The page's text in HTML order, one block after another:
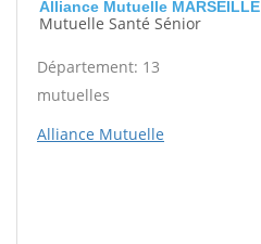
Alliance Mutuelle MARSEILLE
Mutuelle Santé Sénior
Département: 13
mutuelles
Alliance Mutuelle